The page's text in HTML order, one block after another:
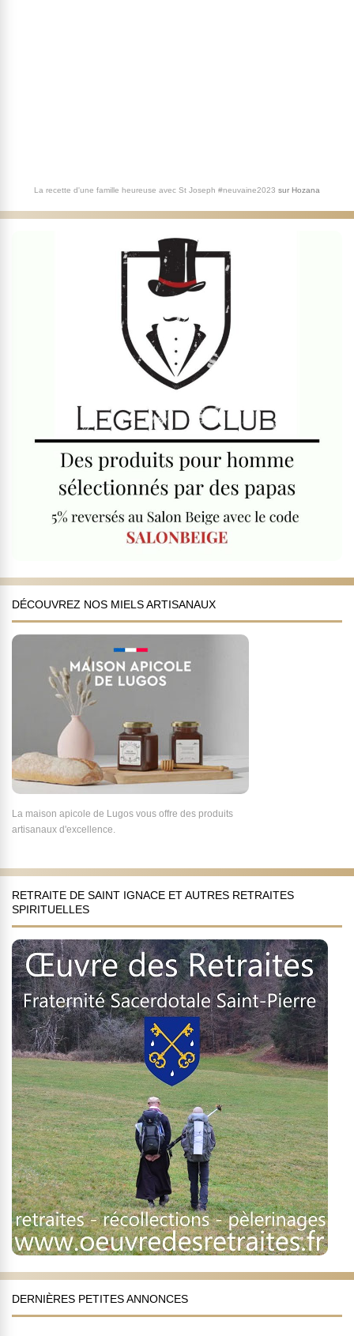
La recette d'une famille heureuse avec St Joseph #neuvaine2023 sur Hozana
DÉCOUVREZ NOS MIELS ARTISANAUX
La maison apicole de Lugos vous offre des produits
artisanaux d'excellence.
RETRAITE DE SAINT IGNACE ET AUTRES RETRAITES
SPIRITUELLES
DERNIÈRES PETITES ANNONCES